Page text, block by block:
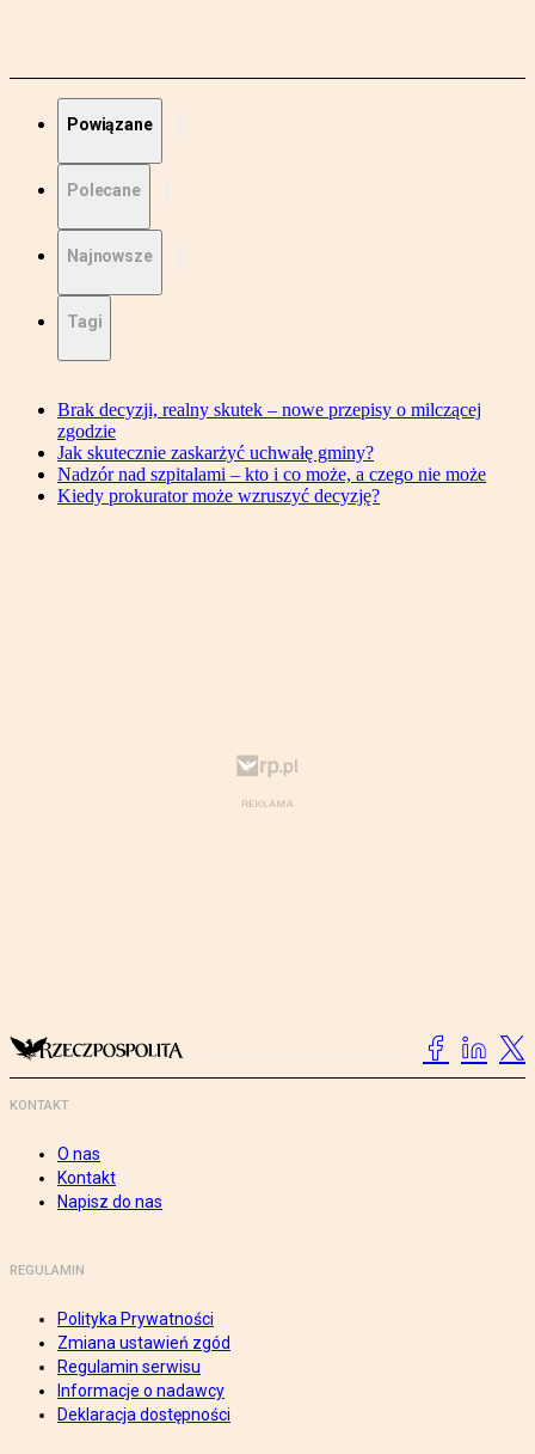
Powiązane
Polecane
Najnowsze
Tagi
Brak decyzji, realny skutek – nowe przepisy o milczącej
zgodzie
Jak skutecznie zaskarżyć uchwałę gminy?
Nadzór nad szpitalami – kto i co może, a czego nie może
Kiedy prokurator może wzruszyć decyzję?
KONTAKT
O nas
Kontakt
Napisz do nas
REGULAMIN
Polityka Prywatności
Zmiana ustawień zgód
Regulamin serwisu
Informacje o nadawcy
Deklaracja dostępności